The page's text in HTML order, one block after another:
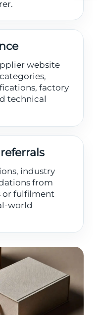
website
factory
technical
industry
from
or fulfilment
world